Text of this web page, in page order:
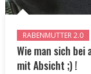
RABENMUTTER 2.0
Wie man sich
mit Absicht ;) !